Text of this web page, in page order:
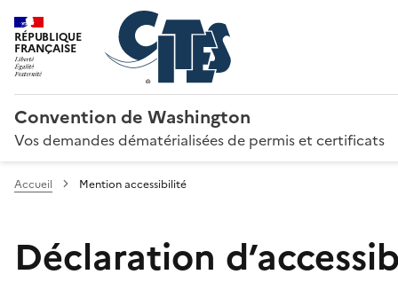
RÉPUBLIQUE
FRANÇAISE
Convention de Washington
Vos demandes dématérialisées de permis et certificats
Accueil Mention accessibilité
Déclaration